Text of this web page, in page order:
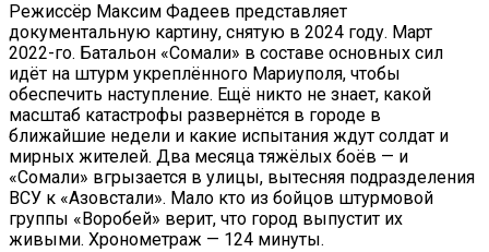
Режиссёр Максим Фадеев представляет
документальную картину, снятую в 2024 году. Март
2022-го. Батальон «Сомали» в составе основных сил
идёт на штурм укреплённого Мариуполя, чтобы
обеспечить наступление. Ещё никто не знает, какой
масштаб катастрофы развернётся в городе в
ближайшие недели и какие испытания ждут солдат и
мирных жителей. Два месяца тяжёлых боёв — и
«Сомали» вгрызается в улицы, вытесняя подразделения
ВСУ к «Азовстали». Мало кто из бойцов штурмовой
группы «Воробей» верит, что город выпустит их
живыми. Хронометраж — 124 минуты.